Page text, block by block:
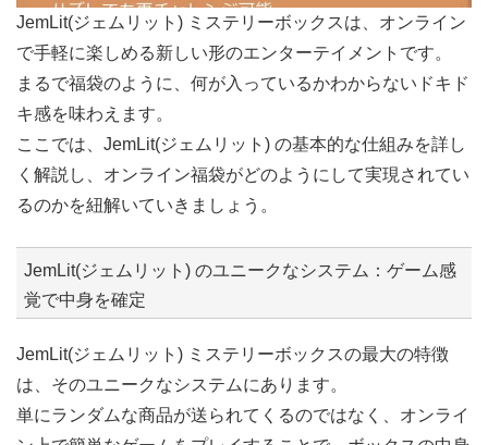
JemLit(ジェムリット) ミステリーボックスは、オンライン
で手軽に楽しめる新しい形のエンターテイメントです。
まるで福袋のように、何が入っているかわからないドキド
キ感を味わえます。
ここでは、JemLit(ジェムリット) の基本的な仕組みを詳し
く解説し、オンライン福袋がどのようにして実現されてい
るのかを紐解いていきましょう。
JemLit(ジェムリット) のユニークなシステム：ゲーム感
覚で中身を確定
JemLit(ジェムリット) ミステリーボックスの最大の特徴
は、そのユニークなシステムにあります。
単にランダムな商品が送られてくるのではなく、オンライ